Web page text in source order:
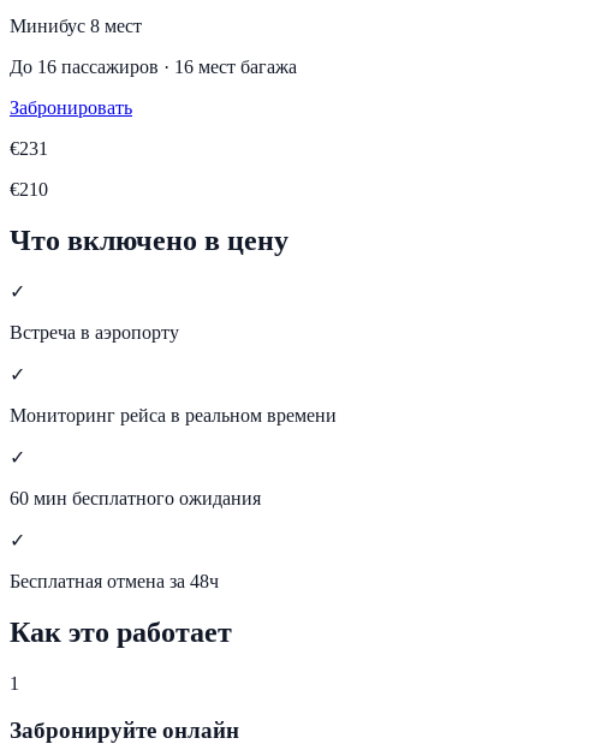
Минибус 8 мест
До 16 пассажиров · 16 мест багажа
Забронировать
€231
€210
Что включено в цену
✓
Встреча в аэропорту
✓
Мониторинг рейса в реальном времени
✓
60 мин бесплатного ожидания
✓
Бесплатная отмена за 48ч
Как это работает
1
Забронируйте онлайн